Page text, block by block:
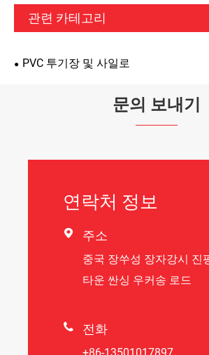
관련 카테고리
PVC 투기장 및 사일로
문의 보내기
연락처 정보
 주소
중국 장쑤성 장자강시 진
타운 싼싱 우커송 로드
 전화